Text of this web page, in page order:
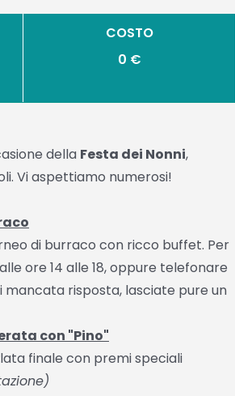
COSTO
0 €
della Festa dei Nonni,
Vi aspettiamo numerosi!
di burraco con ricco buffet. Per
ore 14 alle 18, oppure telefonare
mancata risposta, lasciate pure un
con "Pino"
finale con premi speciali